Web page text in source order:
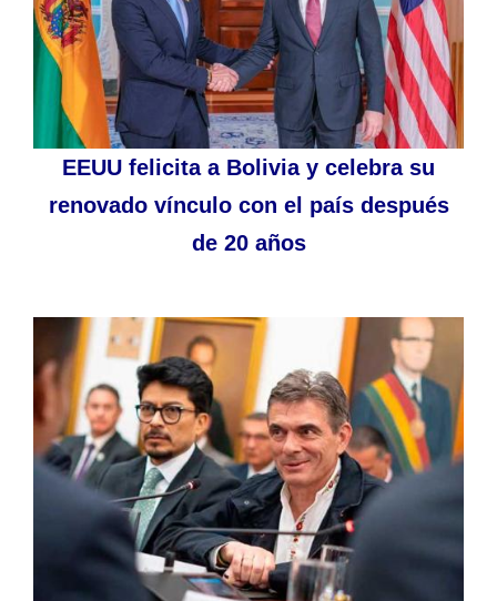
EEUU felicita a Bolivia y celebra su
renovado vínculo con el país después
de 20 años